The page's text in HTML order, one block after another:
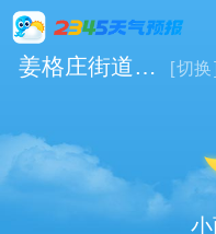
姜格庄街道天气 [切换]